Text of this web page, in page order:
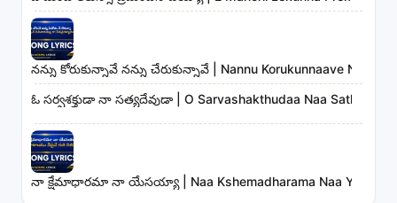
నన్ను కోరుకున్నావే నన్ను చేరుకున్నావే | Nannu Korukunnaave Nannu
ఓ సర్వశక్తుడా నా సత్యదేవుడా | O Sarvashakthudaa Naa
నా క్షేమాధారమా నా యేసయ్యా | Naa Kshemadharama Naa Yesayya